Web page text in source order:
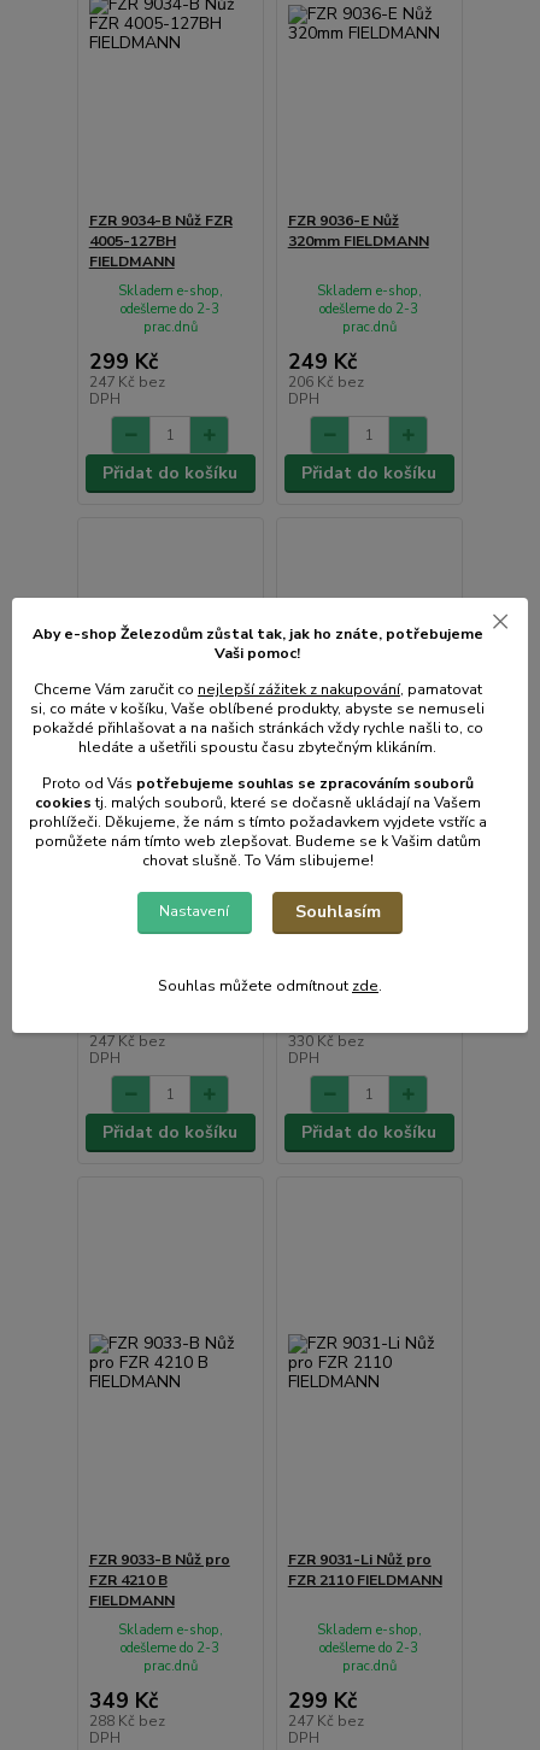
FZR 9034-B Nůž FZR
4005-127BH
FIELDMANN
299 Kč
247 Kč bez
DPH
Skladem e-shop,
odešleme do 2-3
prac.dnů
Přidat do košíku
FZR 9036-E Nůž
320mm FIELDMANN
249 Kč
206 Kč bez
DPH
Skladem e-shop,
odešleme do 2-3
prac.dnů
Přidat do košíku
FZR 9035-A Nůž pro
FZR 70335 FIELDMANN
247 Kč bez
DPH
prac.dnů
Přidat do košíku
FZR 9015-BES Nůž FZR
4615LiBES FIELDMANN
330 Kč bez
DPH
prac.dnů
Přidat do košíku
FZR 9033-B Nůž pro
FZR 4210 B
FIELDMANN
349 Kč
288 Kč bez
DPH
Skladem e-shop,
odešleme do 2-3
prac.dnů
FZR 9031-Li Nůž pro
FZR 2110 FIELDMANN
299 Kč
247 Kč bez
DPH
Skladem e-shop,
odešleme do 2-3
prac.dnů
Aby e-shop Železodům zůstal tak, jak ho znáte, potřebujeme
Vaši pomoc!
Chceme Vám zaručit co nejlepší zážitek z nakupování, pamatovat
si, co máte v košíku, Vaše oblíbené produkty, abyste se nemuseli
pokaždé přihlašovat a na našich stránkách vždy rychle našli to, co
hledáte a ušetřili spoustu času zbytečným klikáním.
Proto od Vás potřebujeme souhlas se zpracováním souborů
cookiestj. malých souborů, které se dočasně ukládají na Vašem
prohlížeči. Děkujeme, že nám s tímto požadavkem vyjdete vstříc a
pomůžete nám tímto web zlepšovat. Budeme se k Vašim datům
chovat slušně. To Vám slibujeme!
Nastavení Souhlasím
Souhlas můžete odmítnout zde.